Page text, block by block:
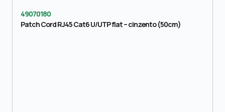
49070180
Patch Cord RJ45 Cat6 U/UTP flat – cinzento (50cm)